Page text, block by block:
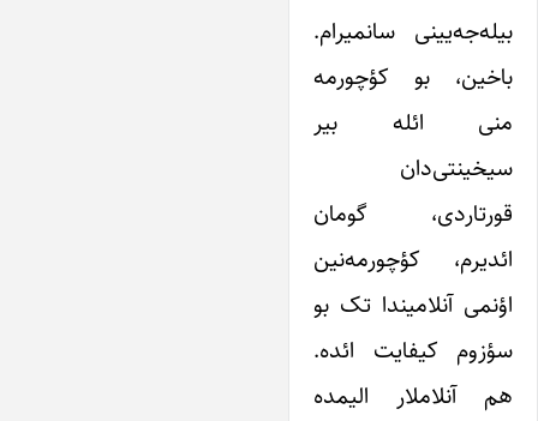
بیله‌جه‌یینی سانمیرام.
باخین، بو کؤچورمه
منی ائله بیر
سیخینتی‌دان
قورتاردی، گومان
ائدیرم، کؤچورمه‌نین
اؤنمی آنلامیندا تک بو
سؤزوم کیفایت ائده.
هم آنلاملار الیمده